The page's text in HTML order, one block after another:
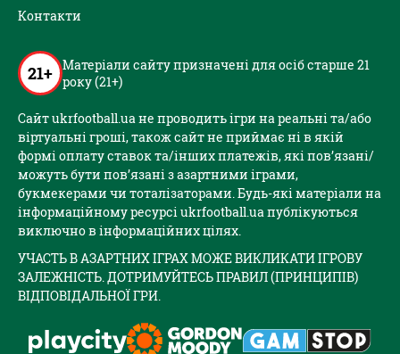
Контакти
21+ Матеріали сайту призначені для осіб старше 21
року (21+)
Сайт ukrfootball.ua не проводить ігри на реальні та/або
віртуальні гроші, також сайт не приймає ні в якій
формі оплату ставок та/інших платежів, які пов’язані/
можуть бути пов’язані з азартними іграми,
букмекерами чи тоталізаторами. Будь-які матеріали на
інформаційному ресурсі ukrfootball.ua публікуються
виключно в інформаційних цілях.
УЧАСТЬ В АЗАРТНИХ ІГРАХ МОЖЕ ВИКЛИКАТИ ІГРОВУ
ЗАЛЕЖНІСТЬ. ДОТРИМУЙТЕСЬ ПРАВИЛ (ПРИНЦИПІВ)
ВІДПОВІДАЛЬНОЇ ГРИ.